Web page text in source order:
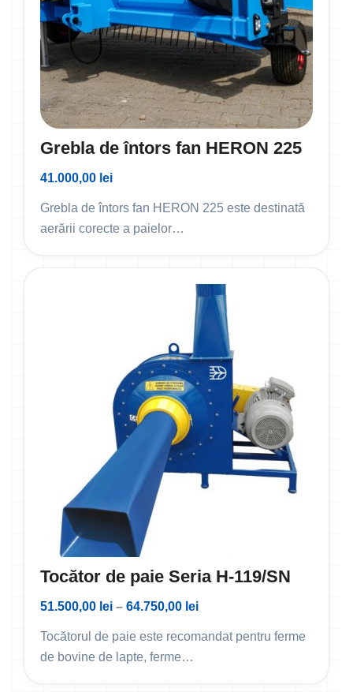
Grebla de întors fan HERON 225
41.000,00 lei
Grebla de întors fan HERON 225 este destinată
aerării corecte a paielor…
Tocător de paie Seria H-119/SN
51.500,00 lei – 64.750,00 lei
Tocătorul de paie este recomandat pentru ferme
de bovine de lapte, ferme…